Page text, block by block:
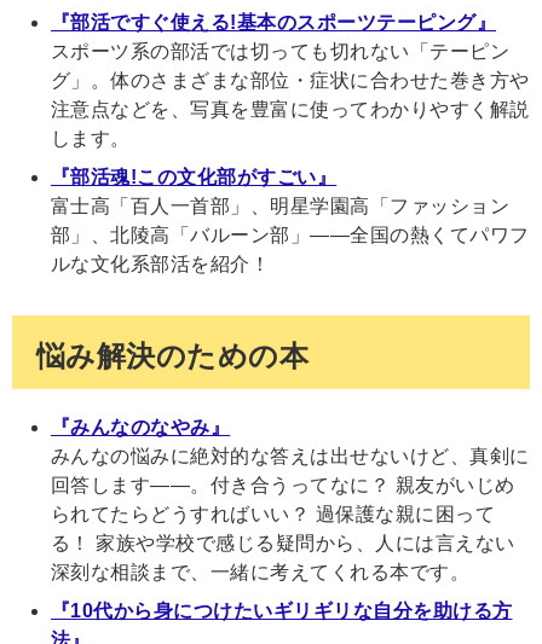
『部活ですぐ使える!基本のスポーツテーピング』
スポーツ系の部活では切っても切れない「テーピン
グ」。体のさまざまな部位・症状に合わせた巻き方や
注意点などを、写真を豊富に使ってわかりやすく解説
します。
『部活魂!この文化部がすごい』
富士高「百人一首部」、明星学園高「ファッション
部」、北陵高「バルーン部」――全国の熱くてパワフ
ルな文化系部活を紹介！
悩み解決のための本
『みんなのなやみ』
みんなの悩みに絶対的な答えは出せないけど、真剣に
回答します――。付き合うってなに？ 親友がいじめ
られてたらどうすればいい？ 過保護な親に困って
る！ 家族や学校で感じる疑問から、人には言えない
深刻な相談まで、一緒に考えてくれる本です。
『10代から身につけたいギリギリな自分を助ける方
法』